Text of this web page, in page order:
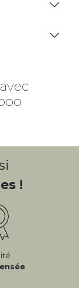
!